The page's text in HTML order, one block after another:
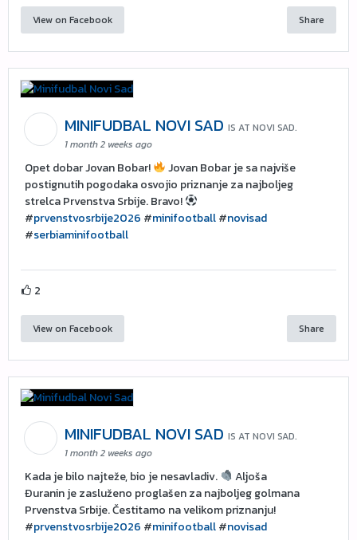
View on Facebook Share
MINIFUDBAL NOVI SAD IS AT NOVI SAD.
1 month 2 weeks ago
Opet dobar Jovan Bobar!
Jovan Bobar je sa najviše
postignutih pogodaka osvojio priznanje za najboljeg
strelca Prvenstva Srbije. Bravo!
#prvenstvosrbije2026 #minifootball#novisad
#serbiaminifootball
2
View on Facebook Share
MINIFUDBAL NOVI SAD IS AT NOVI SAD.
1 month 2 weeks ago
Kada je bilo najteže, bio je nesavladiv.
Aljoša
Đuranin je zasluženo proglašen za najboljeg golmana
Prvenstva Srbije. Čestitamo na velikom priznanju!
#prvenstvosrbije2026 #minifootball#novisad